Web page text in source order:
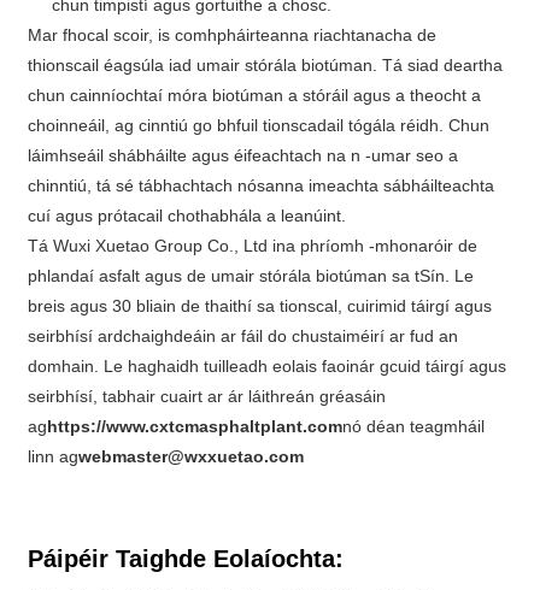
chun timpistí agus gortuithe a chosc.
Mar fhocal scoir, is comhpháirteanna riachtanacha de
thionscail éagsúla iad umair stórála biotúman. Tá siad deartha
chun cainníochtaí móra biotúman a stóráil agus a theocht a
choinneáil, ag cinntiú go bhfuil tionscadail tógála réidh. Chun
láimhseáil shábháilte agus éifeachtach na n -umar seo a
chinntiú, tá sé tábhachtach nósanna imeachta sábháilteachta
cuí agus prótacail chothabhála a leanúint.
Tá Wuxi Xuetao Group Co., Ltd ina phríomh -mhonaróir de
phlandaí asfalt agus de umair stórála biotúman sa tSín. Le
breis agus 30 bliain de thaithí sa tionscal, cuirimid táirgí agus
seirbhísí ardchaighdeáin ar fáil do chustaiméirí ar fud an
domhain. Le haghaidh tuilleadh eolais faoinár gcuid táirgí agus
seirbhísí, tabhair cuairt ar ár láithreán gréasáin
aghttps://www.cxtcmasphaltplant.comnó déan teagmháil
linn agwebmaster@wxxuetao.com
Páipéir Taighde Eolaíochta: